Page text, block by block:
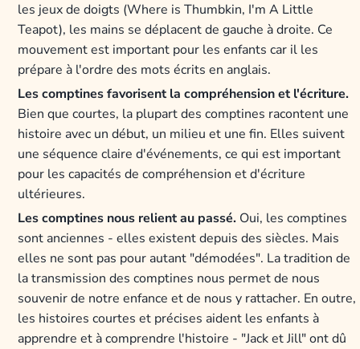
les jeux de doigts (Where is Thumbkin, I'm A Little
Teapot), les mains se déplacent de gauche à droite. Ce
mouvement est important pour les enfants car il les
prépare à l'ordre des mots écrits en anglais.
Les comptines favorisent la compréhension et l'écriture.
Bien que courtes, la plupart des comptines racontent une
histoire avec un début, un milieu et une fin. Elles suivent
une séquence claire d'événements, ce qui est important
pour les capacités de compréhension et d'écriture
ultérieures.
Les comptines nous relient au passé. Oui, les comptines
sont anciennes - elles existent depuis des siècles. Mais
elles ne sont pas pour autant "démodées". La tradition de
la transmission des comptines nous permet de nous
souvenir de notre enfance et de nous y rattacher. En outre,
les histoires courtes et précises aident les enfants à
apprendre et à comprendre l'histoire - "Jack et Jill" ont dû